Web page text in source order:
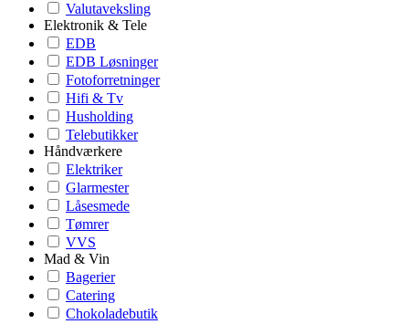
Valutaveksling
Elektronik & Tele
EDB
EDB Løsninger
Fotoforretninger
Hifi & Tv
Husholding
Telebutikker
Håndværkere
Elektriker
Glarmester
Låsesmede
Tømrer
VVS
Mad & Vin
Bagerier
Catering
Chokoladebutik